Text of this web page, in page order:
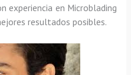
experiencia en Microblading
resultados posibles.